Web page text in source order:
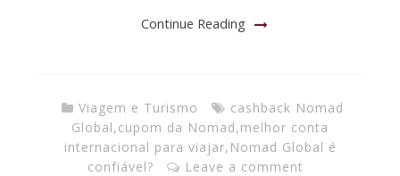
Continue Reading
Viagem e Turismo
cashback Nomad
Global,cupom da Nomad,melhor conta
internacional para viajar, Nomad Global é
confiável?
Leave a comment